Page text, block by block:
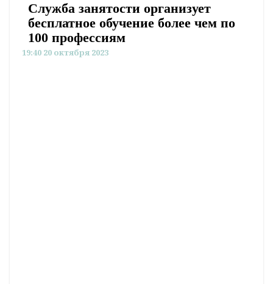
Служба занятости организует
бесплатное обучение более чем по
100 профессиям
19:40 20 октября 2023